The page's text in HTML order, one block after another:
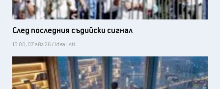
След последния съдийски сигнал
15:00, 07 авг 26 / Idealisti